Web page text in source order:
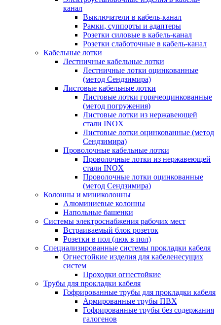
канал
Выключатели в кабель-канал
Рамки, суппорты и адаптеры
Розетки силовые в кабель-канал
Розетки слаботочные в кабель-канал
Кабельные лотки
Лестничные кабельные лотки
Лестничные лотки оцинкованные
(метод Сендзимира)
Листовые кабельные лотки
Листовые лотки горячеоцинкованные
(метод погружения)
Листовые лотки из нержавеющей
стали INOX
Листовые лотки оцинкованные (метод
Сендзимира)
Проволочные кабельные лотки
Проволочные лотки из нержавеющей
стали INOX
Проволочные лотки оцинкованные
(метод Сендзимира)
Колонны и миниколонны
Алюминиевые колонны
Напольные башенки
Системы электроснабжения рабочих мест
Встраиваемый блок розеток
Розетки в пол (люк в пол)
Специализированные системы прокладки кабеля
Огнестойкие изделия для кабеленесущих
систем
Проходки огнестойкие
Трубы для прокладки кабеля
Гофрированные трубы для прокладки кабеля
Армированные трубы ПВХ
Гофрированные трубы без содержания
галогенов